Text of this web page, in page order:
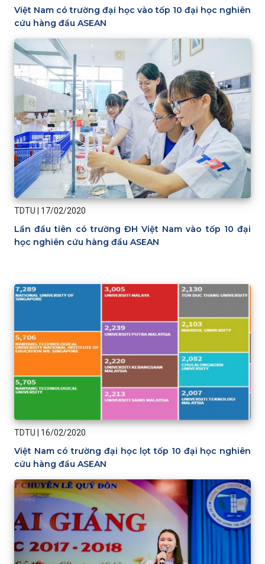
Việt Nam có trường đại học vào tốp 10 đại học nghiên
cứu hàng đầu ASEAN
TDTU 17/02/2020
Lần đầu tiên có trường ĐH Việt Nam vào tốp 10 đại
học nghiên cứu hàng đầu ASEAN
TDTU 16/02/2020
Việt Nam có trường đại học lọt tốp 10 đại học nghiên
cứu hàng đầu ASEAN